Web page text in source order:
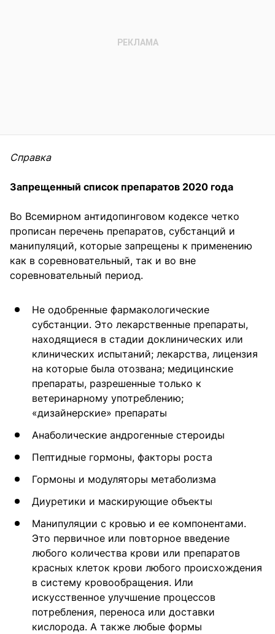
Справка
Запрещенный список препаратов 2020 года
Во Всемирном антидопинговом кодексе четко
прописан перечень препаратов, субстанций и
манипуляций, которые запрещены к применению
как в соревновательный, так и во вне
соревновательный период.
Не одобренные фармакологические
субстанции. Это лекарственные препараты,
находящиеся в стадии доклинических или
клинических испытаний; лекарства, лицензия
на которые была отозвана; медицинские
препараты, разрешенные только к
ветеринарному употреблению;
«дизайнерские» препараты
Анаболические андрогенные стероиды
Пептидные гормоны, факторы роста
Гормоны и модуляторы метаболизма
Диуретики и маскирующие объекты
Манипуляции с кровью и ее компонентами.
Это первичное или повторное введение
любого количества крови или препаратов
красных клеток крови любого происхождения
в систему кровообращения. Или
искусственное улучшение процессов
потребления, переноса или доставки
кислорода. А также любые формы